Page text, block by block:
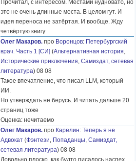
Прочитал, с интересом. Местами нудновато, но
это не очень длинные места. В целом гут. И
идея переноса не затёртая. И вообще. Жду
четвёртую книгу
Олег Макаров. про Воронцов: Петербургский
врач. Часть 1 [СИ] (Альтернативная история,
Исторические приключения, Самиздат, сетевая
литература) 08 08
Такое впечатление, что писал LLM, который
ИИ.
Но утверждать не берусь. И читать дальше 20
страниц тоже
Оценка: нечитаемо
Олег Макаров. про Карелин: Теперь я не
Адвокат (Фэнтези, Попаданцы, Самиздат,
сетевая литература) 08 08